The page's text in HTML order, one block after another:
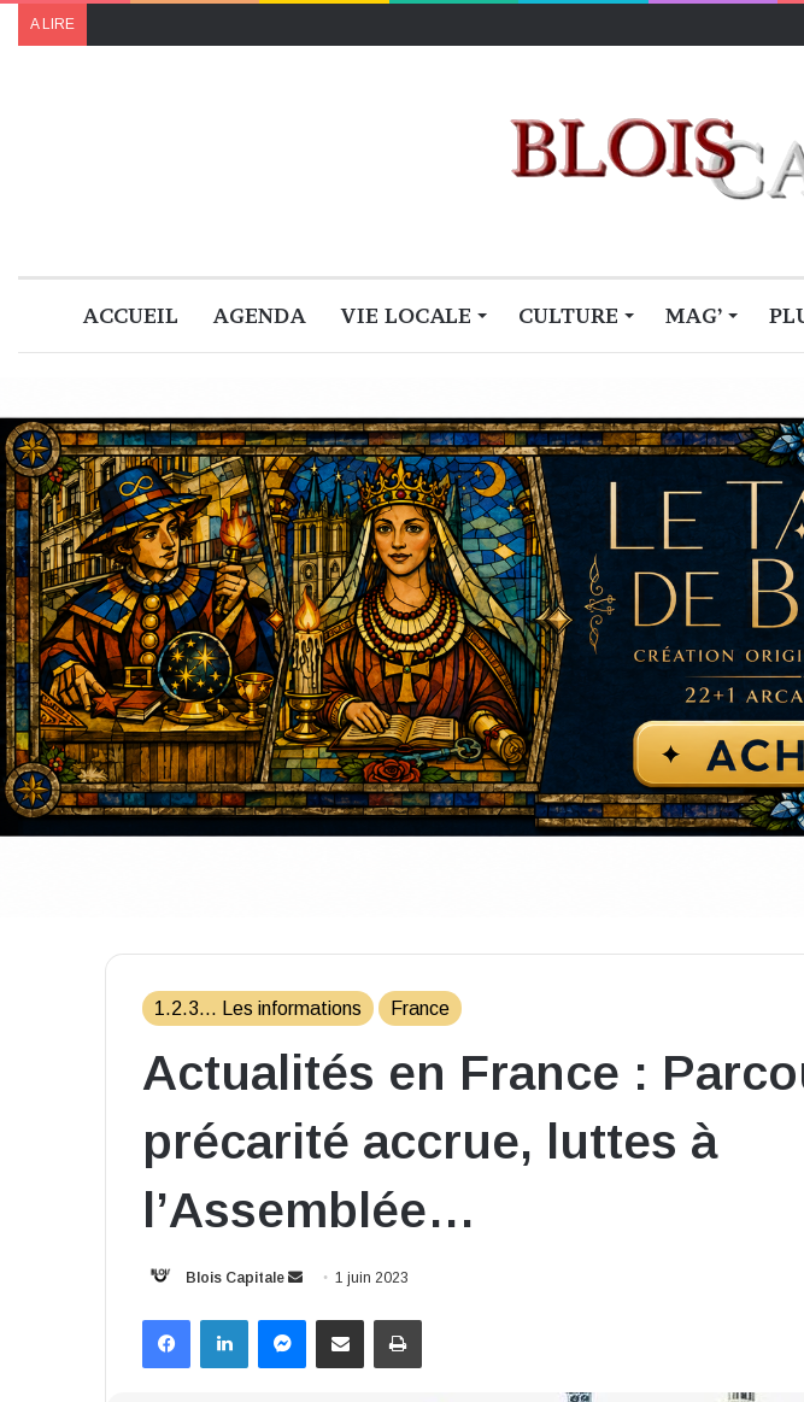
A LIRE
ACCUEIL AGENDA VIE LOCALE CULTURE MAG’
1.2.3... Les informations France
Actualités en France :
précarité accrue, luttes à
l’Assemblée…
Blois Capitale
Envoyer
courriel
1 juin 2023
FacebookLinkedinMessenger
Partager par email Imprimer